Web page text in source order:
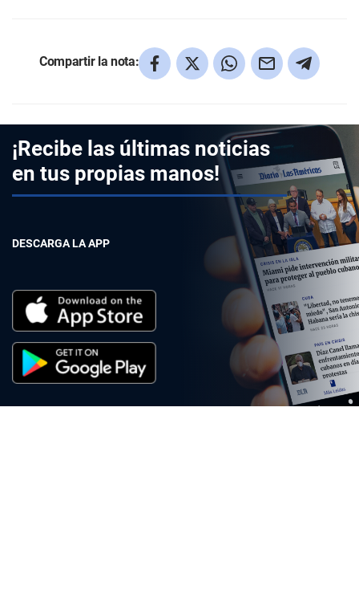
Compartir la nota:
¡Recibe las últimas noticias
en tus propias manos!
DESCARGA LA APP